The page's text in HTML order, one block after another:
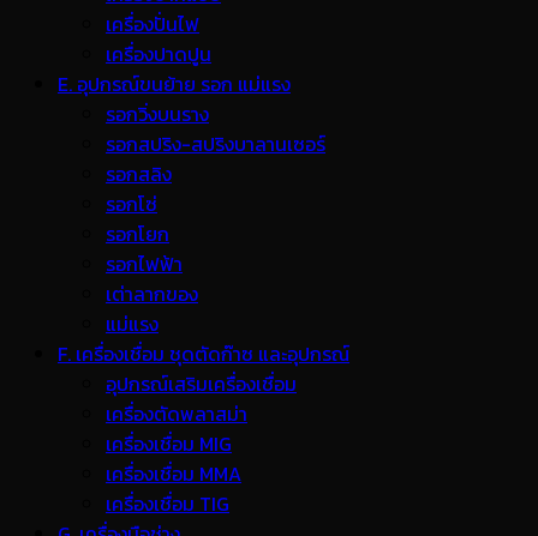
เครื่องปั่นไฟ
เครื่องปาดปูน
E. อุปกรณ์ขนย้าย รอก แม่แรง
รอกวิ่งบนราง
รอกสปริง-สปริงบาลานเซอร์
รอกสลิง
รอกโซ่
รอกโยก
รอกไฟฟ้า
เต่าลากของ
แม่แรง
F. เครื่องเชื่อม ชุดตัดก๊าซ และอุปกรณ์
อุปกรณ์เสริมเครื่องเชื่อม
เครื่องตัดพลาสม่า
เครื่องเชื่อม MIG
เครื่องเชื่อม MMA
เครื่องเชื่อม TIG